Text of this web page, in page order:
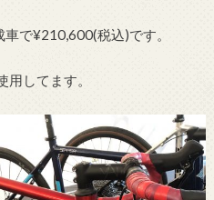
で¥210,600(税込)です。
してます。